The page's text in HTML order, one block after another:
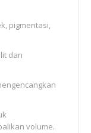
pigmentasi,
dan
volume.